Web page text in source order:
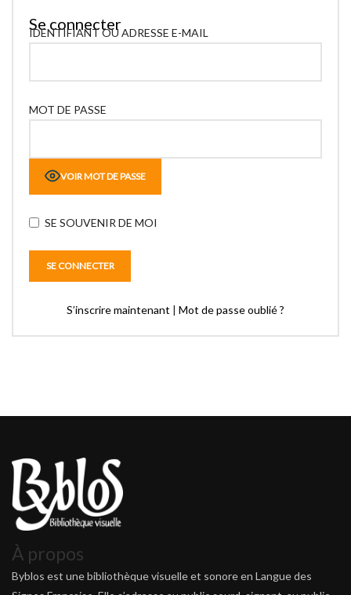
Se connecter
IDENTIFIANT OU ADRESSE E-MAIL
MOT DE PASSE
VOIR MOT DE PASSE
SE SOUVENIR DE MOI
S’inscrire maintenant | Mot de passe oublié ?
À propos
Byblos est une bibliothèque visuelle et sonore en Langue des